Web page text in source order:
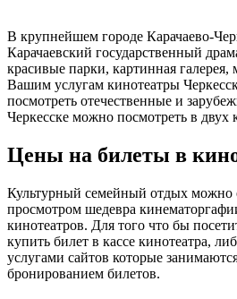
В крупнейшем городе Карачаево-
Карачаевский государственный
красивые парки, картинная
Вашим услугам кинотеатры
посмотреть отечественные и
Черкесске можно посмотреть в двух
Цены на билеты в
Культурный семейный отдых можно
просмотром шедевра
кинотеатров. Для того что бы
купить билет в кассе кинотеатра,
услугами сайтов которые
бронированием билетов.